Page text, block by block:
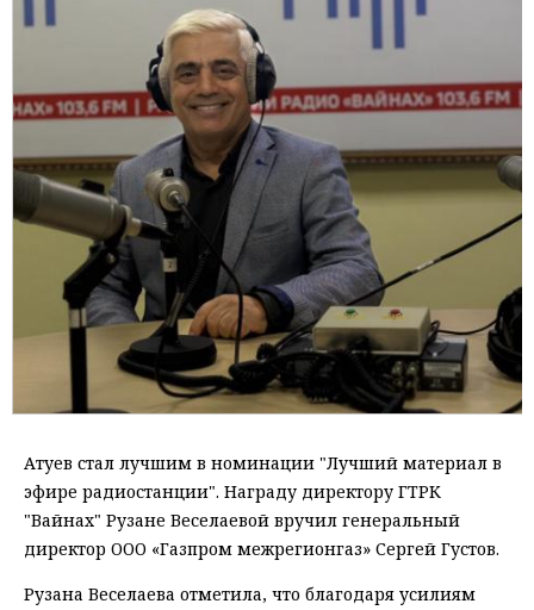
Атуев стал лучшим в номинации "Лучший материал в
эфире радиостанции". Награду директору ГТРК
"Вайнах" Рузане Веселаевой вручил генеральный
директор ООО «Газпром межрегионгаз» Сергей Густов.
Рузана Веселаева отметила, что благодаря усилиям